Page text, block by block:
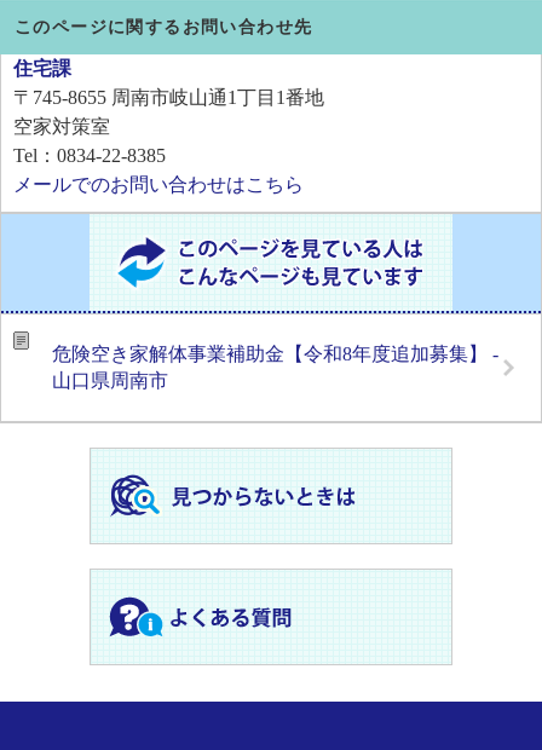
このページに関するお問い合わせ先
住宅課
〒745-8655 周南市岐山通1丁目1番地
空家対策室
Tel：0834-22-8385
メールでのお問い合わせはこちら
危険空き家解体事業補助金【令和8年度追加募集】 -
山口県周南市